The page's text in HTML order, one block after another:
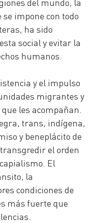
del mundo, la
impone con todo
ha sido
social y evitar la
humanos.
y el impulso
migrantes y
les acompañan.
trans, indígena,
y beneplácito de
el orden
El
la
condiciones de
más fuerte que